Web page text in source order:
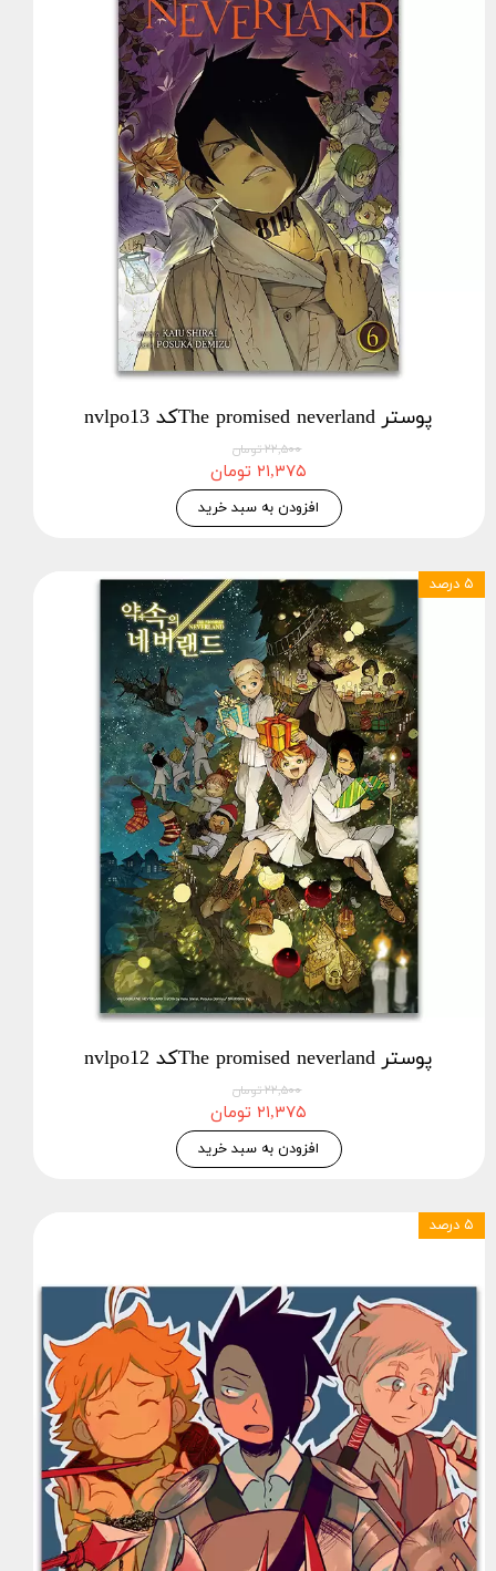
پوستر The promised neverlandکد nvlpo13
۲۲,۵۰۰ تومان
۲۱,۳۷۵ تومان
افزودن به سبد خرید
پوستر The promised neverlandکد nvlpo12
۲۲,۵۰۰ تومان
۲۱,۳۷۵ تومان
افزودن به سبد خرید
۵ درصد
۵ درصد